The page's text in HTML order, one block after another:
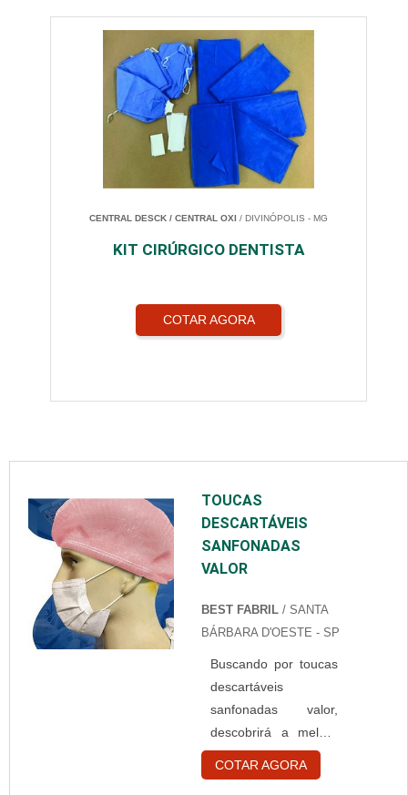
CENTRAL DESCK / CENTRAL OXI / DIVINÓPOLIS - MG
KIT CIRÚRGICO DENTISTA
COTAR AGORA
TOUCAS
DESCARTÁVEIS
SANFONADAS
VALOR
BEST FABRIL / SANTA
BÁRBARA D'OESTE - SP
Buscando por toucas
descartáveis
sanfonadas valor,
descobrirá a melhor
empresa do
segmento.
COTAR AGORA